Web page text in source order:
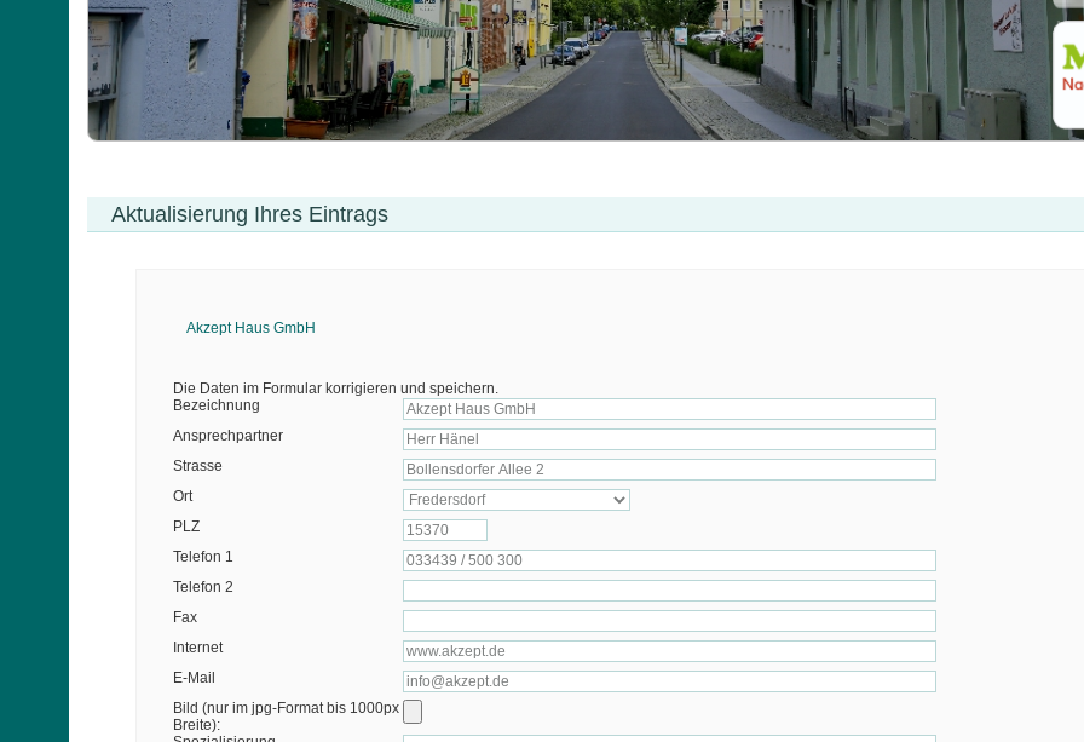
Aktualisierung Ihres Eintrags
Akzept Haus GmbH
Die Daten im Formular korrigieren und speichern.
Bezeichnung
Ansprechpartner
Strasse
Ort
PLZ
Telefon 1
Telefon 2
Fax
Internet
E-Mail
Bild (nur im jpg-Format bis 1000px
Breite):